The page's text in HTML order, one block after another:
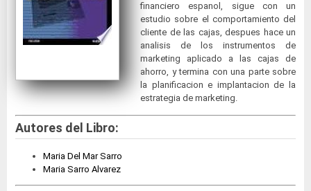
financiero espanol, sigue con un
estudio sobre el comportamiento del
cliente de las cajas, despues hace un
analisis de los instrumentos de
marketing aplicado a las cajas de
ahorro, y termina con una parte sobre
la planificacion e implantacion de la
estrategia de marketing.
Autores del Libro:
Maria Del Mar Sarro
Maria Sarro Alvarez